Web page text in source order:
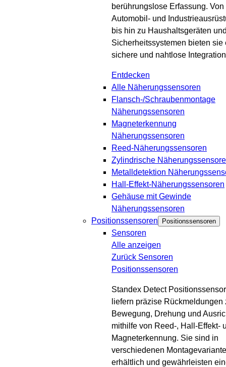
berührungslose Erfassung. Von
Automobil- und
bis hin zu Haushaltsgeräten
Sicherheitssystemen bieten sie
sichere und nahtlose
Entdecken
Alle Näherungssensoren
Flansch-/Schraubenmontage
Näherungssensoren
Magneterkennung
Näherungssensoren
Reed-Näherungssensoren
Zylindrische
Metalldetektion
Hall-Effekt-Näherungssensoren
Gehäuse mit Gewinde
Näherungssensoren
Positionssensoren
Positionssensoren
Sensoren
Alle anzeigen
Zurück Sensoren
Positionssensoren
Standex Detect
liefern präzise Rückmeldungen
Bewegung, Drehung und
mithilfe von Reed-, Hall-Effekt-
Magneterkennung. Sie sind in
verschiedenen
erhältlich und gewährleisten